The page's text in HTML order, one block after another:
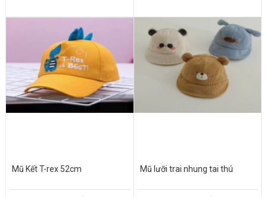
Mũ Kết T-rex 52cm Mũ lưỡi trai nhung tai thú